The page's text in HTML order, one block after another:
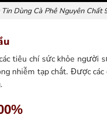
Dùng Cà Phê Nguyên Chất
tiêu chí sức khỏe người
nhiễm tạp chất. Được